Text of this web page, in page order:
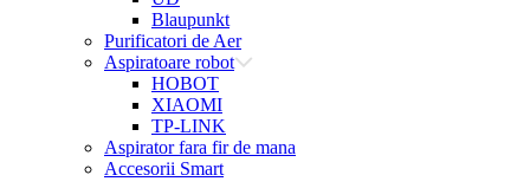
Blaupunkt
Purificatori de Aer
Aspiratoare robot
HOBOT
XIAOMI
TP-LINK
Aspirator fara fir de mana
Accesorii Smart